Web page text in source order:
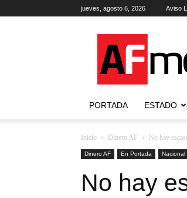
jueves, agosto 6, 2026 Aviso
PORTADA ESTADO
Inicio Dinero AF No hay
Dinero AF En Portada Nacional
No hay